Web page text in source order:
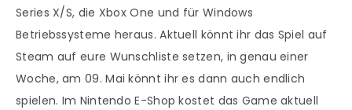
Series X/S, die Xbox One und für Windows
Betriebssysteme heraus. Aktuell könnt ihr das Spiel auf
Steam auf eure Wunschliste setzen, in genau einer
Woche, am 09. Mai könnt ihr es dann auch endlich
spielen. Im Nintendo E-Shop kostet das Game aktuell